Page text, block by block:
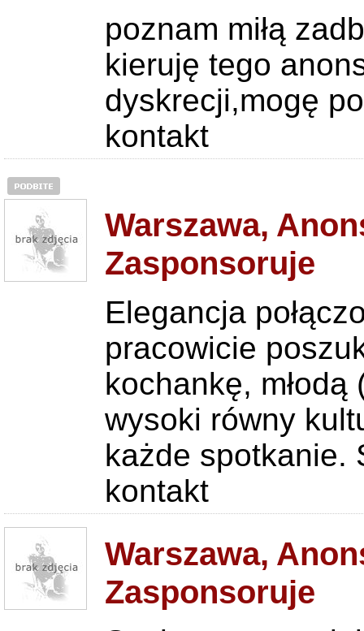
poznam miłą
kieruję tego
dyskrecji,mogę
kontakt
Warszawa,
Zasponsoruje
Elegancja
pracowicie
kochankę,
wysoki równy
każde
kontakt
Warszawa,
Zasponsoruje